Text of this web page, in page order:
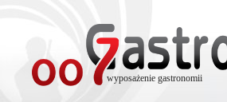
wyposażenie gastronomii